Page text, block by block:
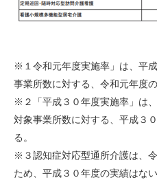
※１令和元年度実施率」は、平
事業所数に対する、令和元年度
※２「平成３０年度実施率」は
対象事業所数に対する、平成３
る。
※３認知症対応型通所介護は、
ため、平成３０年度の実績はない